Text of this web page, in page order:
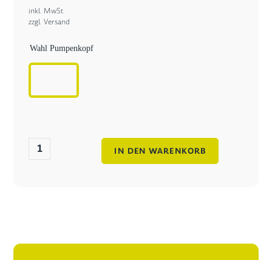
inkl. MwSt.
zzgl.Versand
Wahl Pumpenkopf
Seifenspender
IN DEN WARENKORB